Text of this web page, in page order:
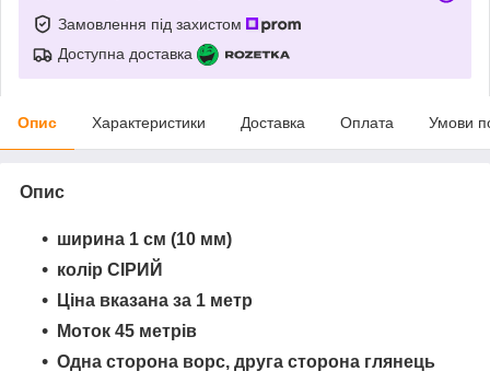
Замовлення під захистом
Доступна доставка
Опис Характеристики Доставка Оплата Умови
Опис
ширина 1 см (10 мм)
колір СІРИЙ
Ціна вказана за 1 метр
Моток 45 метрів
Одна сторона ворс, друга сторона глянець